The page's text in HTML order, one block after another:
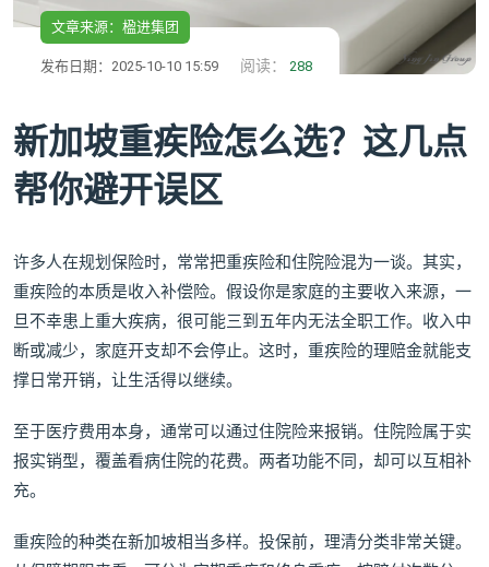
文章来源：楹进集团
发布日期：2025-10-10 15:59 阅读： 288
新加坡重疾险怎么选？这几点
帮你避开误区
许多人在规划保险时，常常把重疾险和住院险混为一谈。其实，
重疾险的本质是收入补偿险。假设你是家庭的主要收入来源，一
旦不幸患上重大疾病，很可能三到五年内无法全职工作。收入中
断或减少，家庭开支却不会停止。这时，重疾险的理赔金就能支
撑日常开销，让生活得以继续。
至于医疗费用本身，通常可以通过住院险来报销。住院险属于实
报实销型，覆盖看病住院的花费。两者功能不同，却可以互相补
充。
重疾险的种类在新加坡相当多样。投保前，理清分类非常关键。